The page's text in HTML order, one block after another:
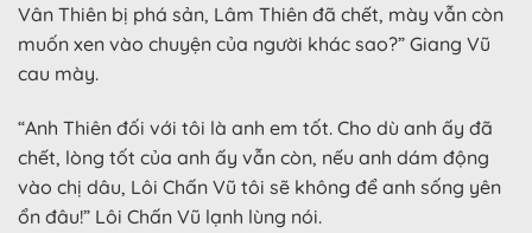
Vân Thiên bị phá sản, Lâm Thiên đã chết, mày vẫn còn
muốn xen vào chuyện của người khác sao?” Giang Vũ
cau mày.
“Anh Thiên đối với tôi là anh em tốt. Cho dù anh ấy đã
chết, lòng tốt của anh ấy vẫn còn, nếu anh dám động
vào chị dâu, Lôi Chấn Vũ tôi sẽ không để anh sống yên
ổn đâu!” Lôi Chấn Vũ lạnh lùng nói.